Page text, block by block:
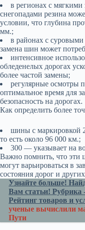
в регионах с
снегопадами резина
условии, что глубина
мм.;
в районах с
замена шин может
интенсивное
обледенелых дорогах
более частой замены;
регулярные осмотры
оптимальное время для
безопасность на дорогах.
Как определить более
шины с маркировкой
то есть около 96 000 км.;
300 — указывает на
Важно помнить, что эти
могут варьироваться в
состояния дорог и
Узнайте больше!
Вам статьи! Рубрика
Рейтинг товаров и
ученые вычислили
Пути